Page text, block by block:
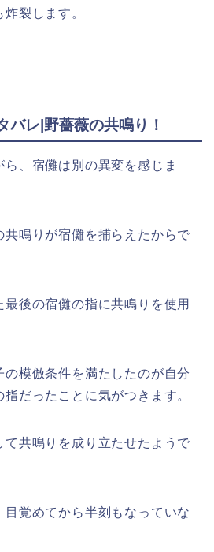
裂します。
バレ|野薔薇の共鳴り！
、宿儺は別の異変を感じま
共鳴りが宿儺を捕らえたからで
後の宿儺の指に共鳴りを使用
の模倣条件を満たしたのが自分
だったことに気がつきます。
て共鳴りを成り立たせたようで
目覚めてから半刻もなっていな